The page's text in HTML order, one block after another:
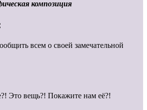
композиция
всем о своей замечательной
Это вещь?! Покажите нам её?!